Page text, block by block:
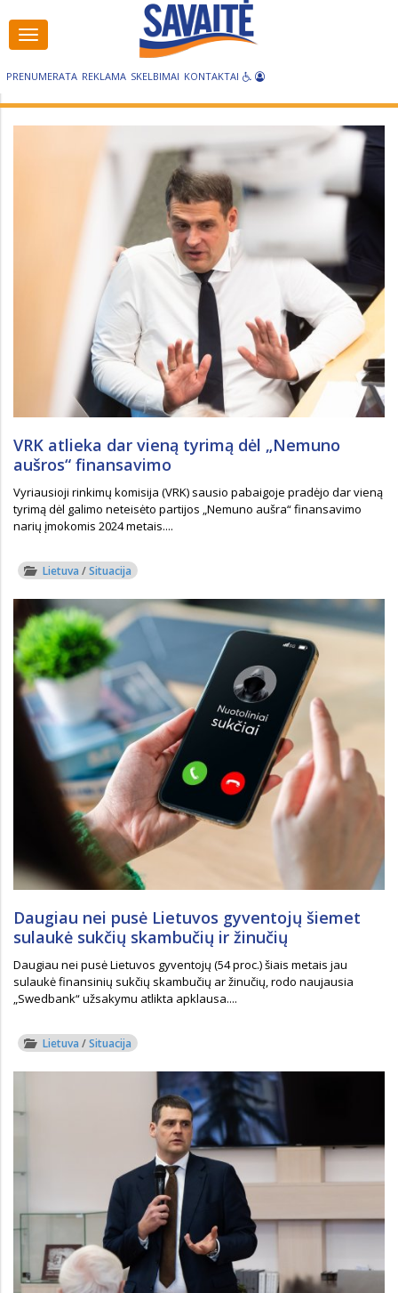
PRENUMERATA REKLAMA SKELBIMAI KONTAKTAI
Visos
kategorijos
VRK atlieka dar vieną tyrimą dėl „Nemuno
aušros“ finansavimo
Vyriausioji rinkimų komisija (VRK) sausio pabaigoje pradėjo dar vieną
tyrimą dėl galimo neteisėto partijos „Nemuno aušra“ finansavimo
narių įmokomis 2024 metais....
Lietuva /Situacija
Daugiau nei pusė Lietuvos gyventojų šiemet
sulaukė sukčių skambučių ir žinučių
Daugiau nei pusė Lietuvos gyventojų (54 proc.) šiais metais jau
sulaukė finansinių sukčių skambučių ar žinučių, rodo naujausia
„Swedbank“ užsakymu atlikta apklausa....
Lietuva /Situacija